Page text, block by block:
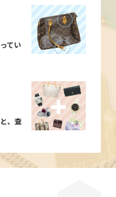
てい
、査